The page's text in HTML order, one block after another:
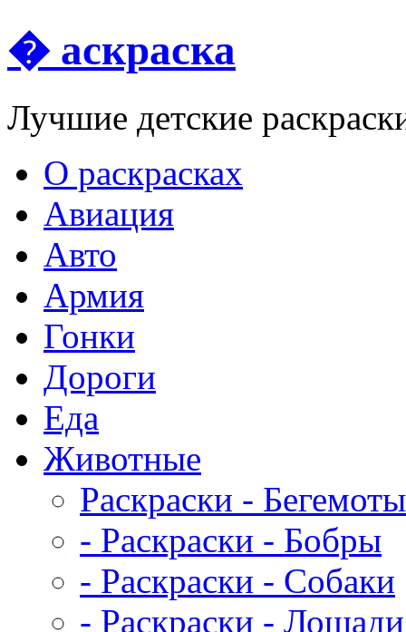
� аскраска
Лучшие детские
О раскрасках
Авиация
Авто
Армия
Гонки
Дороги
Еда
Животныe
Раскраски - Бегемоты
- Раскраски - Бобры
- Раскраски - Собаки
- Раскраски - Лошади